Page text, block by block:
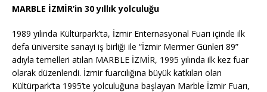
MARBLE İZMİR’in 30 yıllık yolculuğu
1989 yılında Kültürpark’ta, İzmir Enternasyonal Fuarı içinde ilk
defa üniversite sanayi iş birliği ile “İzmir Mermer Günleri 89”
adıyla temelleri atılan MARBLE İZMİR, 1995 yılında ilk kez fuar
olarak düzenlendi. İzmir fuarcılığına büyük katkıları olan
Kültürpark’ta 1995’te yolculuğuna başlayan Marble İzmir Fuarı,